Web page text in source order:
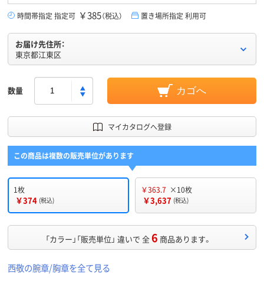
時間帯指定 指定可 ￥385（税込） 置き場所指定 利用可
お届け先住所：
東京都江東区
数量 カゴへ
マイカタログへ登録
この商品は複数の販売単位があります
1枚
￥374 (税込)
￥363.7 ×10枚
￥3,637 (税込)
「カラー」「販売単位」 違いで 全6 商品あります。
西敬の腕章/胸章を全て見る